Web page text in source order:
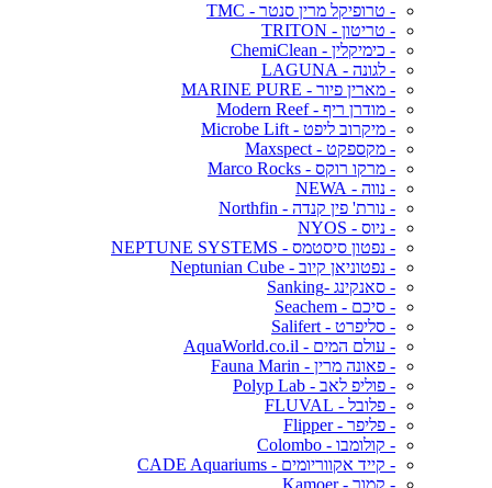
- טרופיקל מרין סנטר - TMC
- טריטון - TRITON
- כימיקלין - ChemiClean
- לגונה - LAGUNA
- מארין פיור - MARINE PURE
- מודרן ריף - Modern Reef
- מיקרוב ליפט - Microbe Lift
- מקספקט - Maxspect
- מרקו רוקס - Marco Rocks
- נווה - NEWA
- נורת' פין קנדה - Northfin
- ניוס - NYOS
- נפטון סיסטמס - NEPTUNE SYSTEMS
- נפטוניאן קיוב - Neptunian Cube
- סאנקינג -Sanking
- סיכם - Seachem
- סליפרט - Salifert
- עולם המים - AquaWorld.co.il
- פאונה מרין - Fauna Marin
- פוליפ לאב - Polyp Lab
- פלובל - FLUVAL
- פליפר - Flipper
- קולומבו - Colombo
- קייד אקווריומים - CADE Aquariums
- קמור - Kamoer